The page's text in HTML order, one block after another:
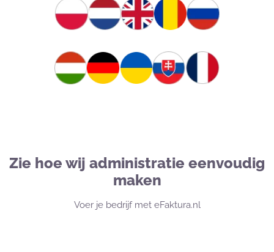
Zie hoe wij administratie eenvoudig
maken
Voer je bedrijf met eFaktura.nl